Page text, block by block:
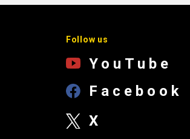
Follow us
YouTube
Facebook
X